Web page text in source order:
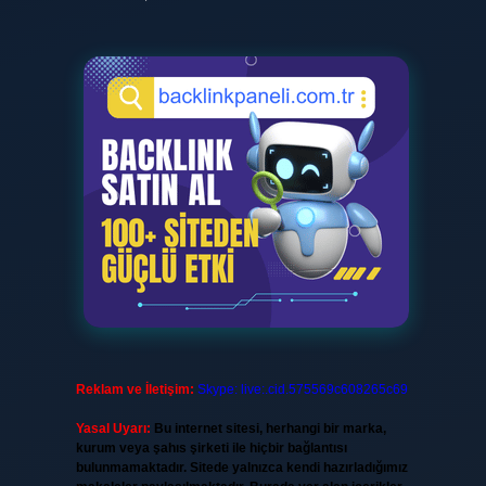
Reklam ve İletişim: Skype: live:.cid.575569c608265c69
Yasal Uyarı: Bu internet sitesi, herhangi bir marka,
kurum veya şahıs şirketi ile hiçbir bağlantısı
bulunmamaktadır. Sitede yalnızca kendi hazırladığımız